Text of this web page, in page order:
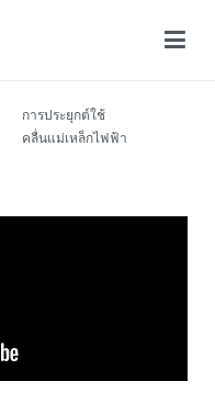
การประยุกต์ใช้
คลื่นแม่เหล็กไฟฟ้า